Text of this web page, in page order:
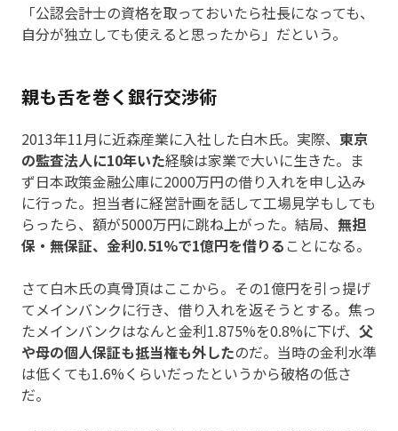
「公認会計士の資格を取っておいたら社長になっても、
自分が独立しても使えると思ったから」だという。
親も舌を巻く銀行交渉術
2013年11月に近森産業に入社した白木氏。実際、 東京
の監査法人に10年いた経験は家業で大いに生きた。ま
ず日本政策金融公庫に2000万円の借り入れを申し込み
に行った。担当者に経営計画を話して工場見学もしても
らったら、額が5000万円に跳ね上がった。結局、 無担
保・無保証、金利0.51%で1億円を借りる ことになる。
さて白木氏の真骨頂はここから。その1億円を引っ提げ
てメインバンクに行き、借り入れを返そうとする。焦っ
たメインバンクはなんと金利1.875%を0.8%に下げ、 父
や母の個人保証も抵当権も外したのだ。当時の金利水準
は低くても1.6%くらいだったというから破格の低さ
だ。